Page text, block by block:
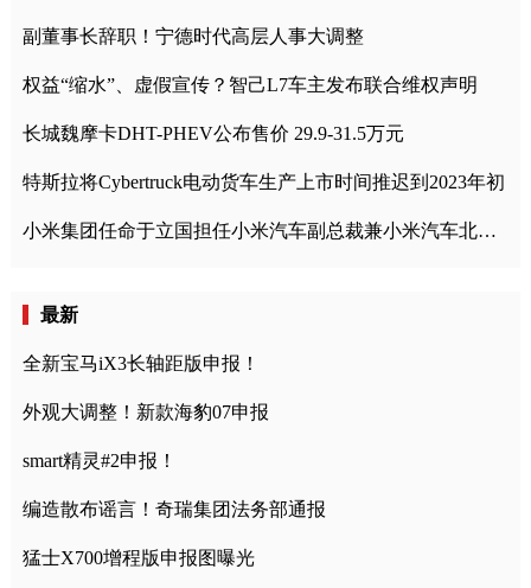
副董事长辞职！宁德时代高层人事大调整
权益“缩水”、虚假宣传？智己L7车主发布联合维权声明
长城魏摩卡DHT-PHEV公布售价 29.9-31.5万元
特斯拉将Cybertruck电动货车生产上市时间推迟到2023年初
小米集团任命于立国担任小米汽车副总裁兼小米汽车北京总部政委
最新
全新宝马iX3长轴距版申报！
外观大调整！新款海豹07申报
smart精灵#2申报！
编造散布谣言！奇瑞集团法务部通报
猛士X700增程版申报图曝光